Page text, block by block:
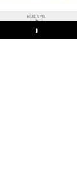
REKLAMA
Play